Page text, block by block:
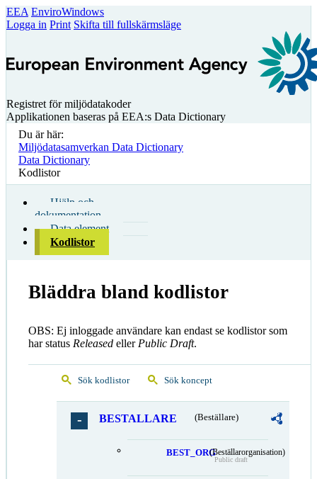
EEA EnviroWindows
Logga in Print Skifta till fullskärmsläge
Registret för miljödatakoder
Applikationen baseras på EEA:s Data Dictionary
Du är här:
Miljödatasamverkan Data Dictionary
Data Dictionary
Kodlistor
Hjälp och
dokumentation
Data element
Kodlistor
Bläddra bland kodlistor
OBS: Ej inloggade användare kan endast se kodlistor som
har status Released eller Public Draft.
Sök kodlistor Sök koncept
BESTALLARE (Beställare)
BEST_ORG(Beställarorganisation)
Public draft